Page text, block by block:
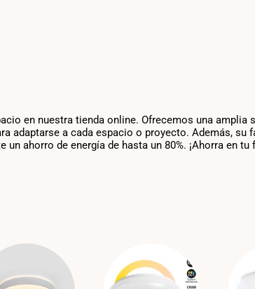
en nuestra tienda online. Ofrecemos una
adaptarse a cada espacio o proyecto. Además,
ahorro de energía de hasta un 80%. ¡Ahorra en